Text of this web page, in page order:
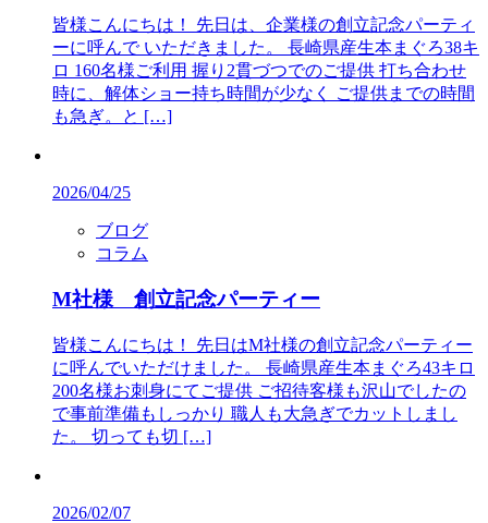
皆様こんにちは！ 先日は、企業様の創立記念パーティ
ーに呼んで いただきました。 長崎県産生本まぐろ38キ
ロ 160名様ご利用 握り2貫づつでのご提供 打ち合わせ
時に、解体ショー持ち時間が少なく ご提供までの時間
も急ぎ。と […]
2026/04/25
ブログ
コラム
M社様 創立記念パーティー
皆様こんにちは！ 先日はM社様の創立記念パーティー
に呼んでいただけました。 長崎県産生本まぐろ43キロ
200名様お刺身にてご提供 ご招待客様も沢山でしたの
で事前準備もしっかり 職人も大急ぎでカットしまし
た。 切っても切 […]
2026/02/07